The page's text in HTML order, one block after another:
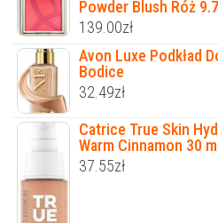
Powder Blush Róż
139.00zł
Avon Luxe Podkład
Bodice
32.49zł
Catrice True Skin
Warm Cinnamon 30 ml
37.55zł